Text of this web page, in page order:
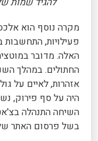
מקרה נוסף הוא
פעילויות, התחשבות
האלה. מדובר
החתולים. במהלך
היה על סף פירוק,
השיחה התנהלה
בשל פרסום האתר